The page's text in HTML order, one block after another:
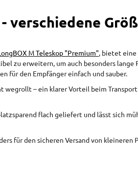
- verschiedene
M Teleskop "Premium", bietet eine
zu erweitern, um auch besonders
für den Empfänger einfach und sauber.
– ein klarer Vorteil beim
flach geliefert und lässt sich
für den sicheren Versand von